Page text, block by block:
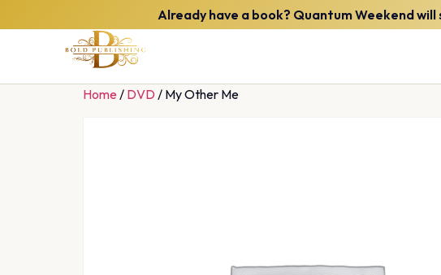
Already have a book? Quantum Weekend
Home/ DVD/ My Other Me